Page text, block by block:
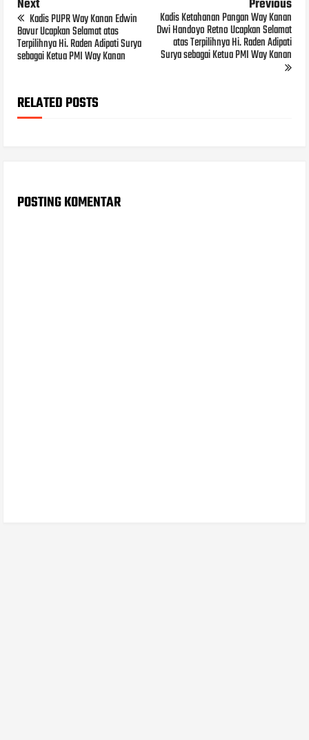
Next
Kadis PUPR Way Kanan Edwin
Bavur Ucapkan Selamat atas
Terpilihnya Hi. Raden Adipati Surya
sebagai Ketua PMI Way Kanan
Previous
Kadis Ketahanan Pangan Way Kanan
Dwi Handoyo Retno Ucapkan Selamat
atas Terpilihnya Hi. Raden Adipati
Surya sebagai Ketua PMI Way Kanan
RELATED POSTS
POSTING KOMENTAR